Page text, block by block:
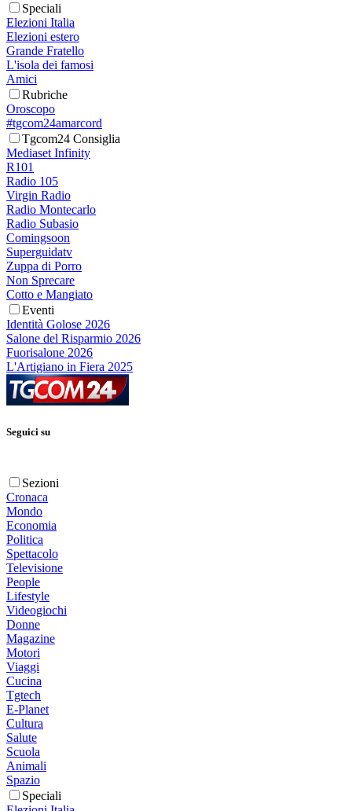
Speciali
Elezioni Italia
Elezioni estero
Grande Fratello
L'isola dei famosi
Amici
Rubriche
Oroscopo
#tgcom24amarcord
Tgcom24 Consiglia
Mediaset Infinity
R101
Radio 105
Virgin Radio
Radio Montecarlo
Radio Subasio
Comingsoon
Superguidatv
Zuppa di Porro
Non Sprecare
Cotto e Mangiato
Eventi
Identità Golose 2026
Salone del Risparmio 2026
Fuorisalone 2026
L'Artigiano in Fiera 2025
Seguici su
Sezioni
Cronaca
Mondo
Economia
Politica
Spettacolo
Televisione
People
Lifestyle
Videogiochi
Donne
Magazine
Motori
Viaggi
Cucina
Tgtech
E-Planet
Cultura
Salute
Scuola
Animali
Spazio
Speciali